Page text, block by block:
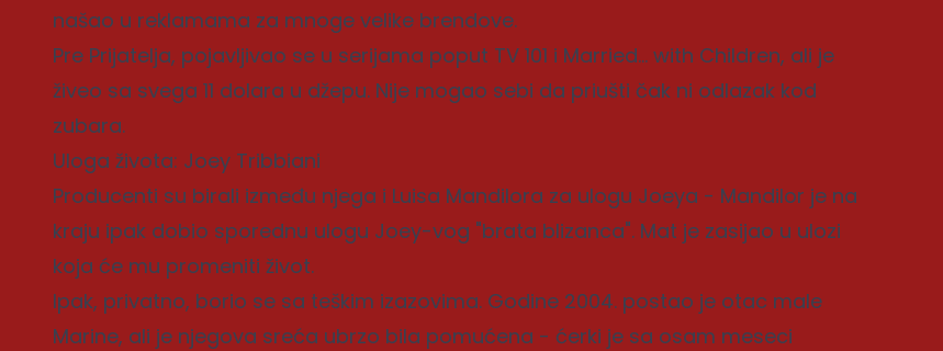
našao u reklamama za mnoge velike brendove.
Pre Prijatelja, pojavljivao se u serijama poput TV 101 i Married… with Children, ali je
živeo sa svega 11 dolara u džepu. Nije mogao sebi da priušti čak ni odlazak kod
zubara.
Uloga života: Joey Tribbiani
Producenti su birali između njega i Luisa Mandilora za ulogu Joeya - Mandilor je na
kraju ipak dobio sporednu ulogu Joey-vog "brata blizanca". Mat je zasijao u ulozi
koja će mu promeniti život.
Ipak, privatno, borio se sa teškim izazovima. Godine 2004. postao je otac male
Marine, ali je njegova sreća ubrzo bila pomućena - ćerki je sa osam meseci